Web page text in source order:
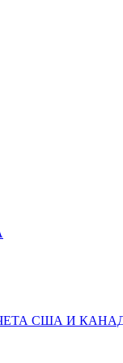
США И